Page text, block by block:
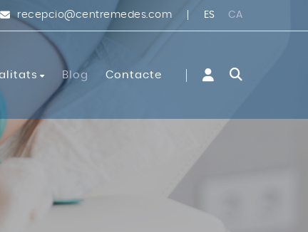
recepcio@centremedes.com ES CA
FUE
cirurgia vascular
Blog Contacte